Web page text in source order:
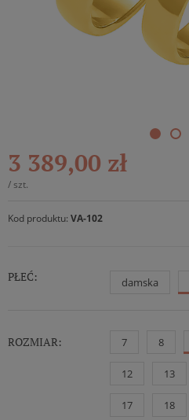
3 389,00 zł
/ szt.
Kod produktu: VA-102
PŁEĆ: damska
ROZMIAR: 7 8
12 13
17 18